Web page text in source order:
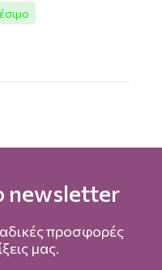
newsletter
προσφορές
μας.